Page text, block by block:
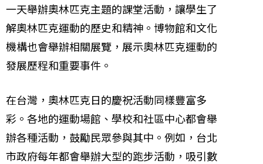
一天舉辦奧林匹克主題的課堂活動，讓學生了
解奧林匹克運動的歷史和精神。博物館和文化
機構也會舉辦相關展覽，展示奧林匹克運動的
發展歷程和重要事件。
在台灣，奧林匹克日的慶祝活動同樣豐富多
彩。各地的運動場館、學校和社區中心都會舉
辦各種活動，鼓勵民眾參與其中。例如，台北
市政府每年都會舉辦大型的跑步活動，吸引數